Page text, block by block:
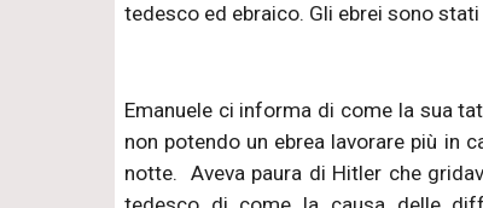
tedesco ed ebraico. Gli ebrei sono
Emanuele ci informa di come la sua
non potendo un ebrea lavorare più in
notte. Aveva paura di Hitler che